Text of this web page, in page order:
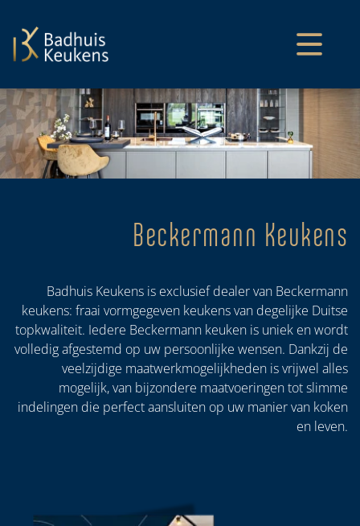
Beckermann Keukens
Badhuis Keukens is exclusief dealer van Beckermann
keukens: fraai vormgegeven keukens van degelijke Duitse
topkwaliteit. Iedere Beckermann keuken is uniek en wordt
volledig afgestemd op uw persoonlijke wensen. Dankzij de
veelzijdige maatwerkmogelijkheden is vrijwel alles
mogelijk, van bijzondere maatvoeringen tot slimme
indelingen die perfect aansluiten op uw manier van koken
en leven.